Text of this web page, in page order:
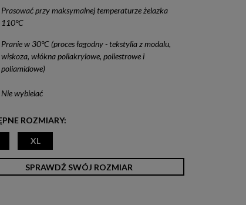
Prasować przy maksymalnej temperaturze żelazka
110°C
Pranie w 30°C (proces łagodny - tekstylia z modalu,
wiskoza, włókna poliakrylowe, poliestrowe i
poliamidowe)
Nie wybielać
ROZMIARY:
XL
SPRAWDŹ SWÓJ ROZMIAR